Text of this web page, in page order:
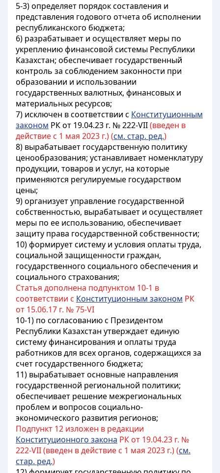
5-3) определяет порядок составления и
представления годового отчета об исполнении
республиканского бюджета;
6) разрабатывает и осуществляет меры по
укреплению финансовой системы Республики
Казахстан; обеспечивает государственный
контроль за соблюдением законности при
образовании и использовании
государственных валютных, финансовых и
материальных ресурсов;
7) исключен в соответствии с Конституционным
законом РК от 19.04.23 г. № 222-VII(введен в
действие с 1 мая 2023 г.) (см. стар. ред.)
8) вырабатывает государственную политику
ценообразования; устанавливает номенклатуру
продукции, товаров и услуг, на которые
применяются регулируемые государством
цены;
9) организует управление государственной
собственностью, вырабатывает и осуществляет
меры по ее использованию, обеспечивает
защиту права государственной собственности;
10) формирует систему и условия оплаты труда,
социальной защищенности граждан,
государственного социального обеспечения и
социального страхования;
Статья дополнена подпунктом 10-1 в
соответствии с Конституционным законом РК
от 15.06.17 г. № 75-VI
10-1) по согласованию с Президентом
Республики Казахстан утверждает единую
систему финансирования и оплаты труда
работников для всех органов, содержащихся за
счет государственного бюджета;
11) вырабатывает основные направления
государственной региональной политики;
обеспечивает решение межрегиональных
проблем и вопросов социально-
экономического развития регионов;
Подпункт 12 изложен в редакции
Конституционного закона РК от 19.04.23 г. №
222-VII (введен в действие с 1 мая 2023 г.) (см.
стар. ред.)